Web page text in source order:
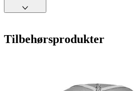
Tilbehørsprodukter